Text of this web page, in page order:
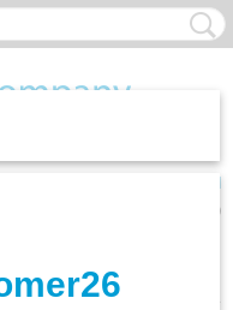
(0)
>Tafellamp Turn - 1L